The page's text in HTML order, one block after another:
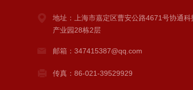
地址：上海市嘉定区曹安公路4671号协通科
产业园28栋2层
邮箱：347415387@qq.com
传真：86-021-39529929